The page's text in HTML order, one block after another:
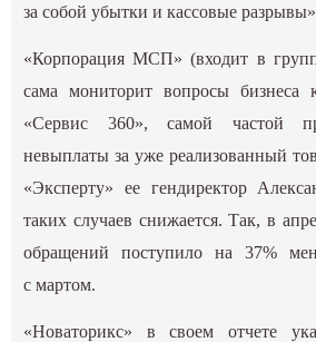
за собой убытки и кассовые
«Корпорация МСП» (входит в
сама мониторит вопросы бизнеса
«‎Сервис 360», самой частой
невыплаты за уже реализованный
«‎Эксперту» ее гендиректор
таких случаев снижается. Так, в
обращений поступило на 37%
с мартом.
«‎Новаторикс» в своем отчете